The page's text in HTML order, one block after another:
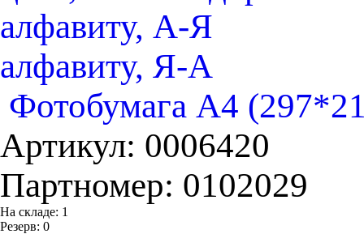
алфавиту, А-Я
алфавиту, Я-А
Фотобумага A4
Артикул: 0006420
Партномер: 0102029
На складе: 1
Резерв: 0